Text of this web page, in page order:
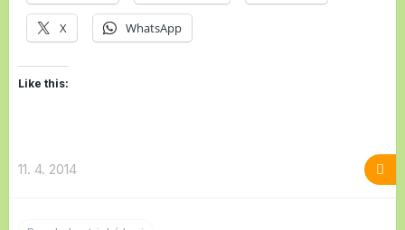
X WhatsApp
Like this:
11. 4. 2014